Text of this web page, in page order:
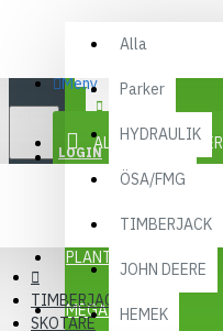
SEK
Alla
Parker
HYDRAULIK
ÖSA/FMG
TIMBERJACK
JOHN DEERE
HEMEK
KONTAKT
Meny
ALLA KATEGORIER
PLANTMA X
MEGA MENY
LOGIN
REGISTER
TIMBERJACK
SKOTARE